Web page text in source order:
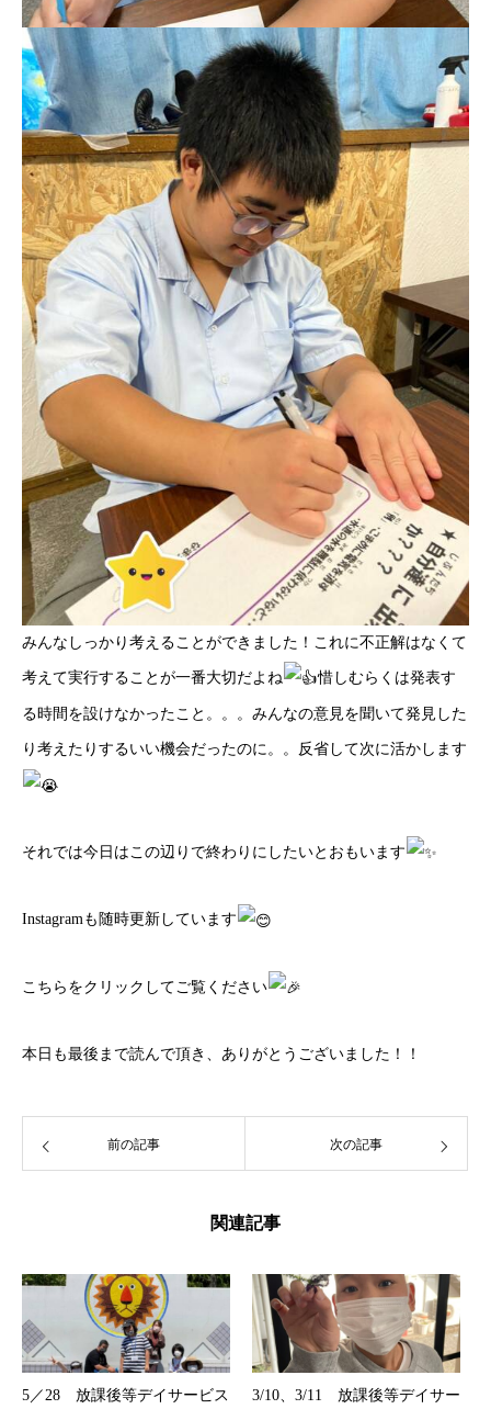
みんなしっかり考えることができました！これに不正解はなくて
考えて実行することが一番大切だよね 惜しむらくは発表す
る時間を設けなかったこと。。。みんなの意見を聞いて発見した
り考えたりするいい機会だったのに。。反省して次に活かします
それでは今日はこの辺りで終わりにしたいとおもいます
Instagramも随時更新しています
こちら をクリックしてご覧ください
本日も最後まで読んで頂き、ありがとうございました！！
前の記事 次の記事
関連記事
5／28 放課後等デイサービス
3/10、3/11 放課後等デイサー